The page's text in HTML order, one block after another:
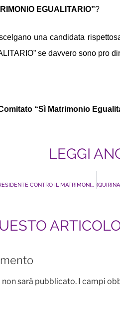
EGUALITARIO”?
una candidata
se davvero sono pro
“Sì Matrimonio
LEGGI
sarà pubblicato. I campi